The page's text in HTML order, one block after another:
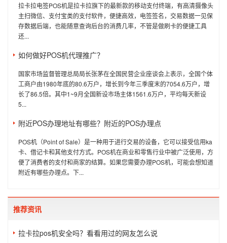
拉卡拉电签POS机是拉卡拉旗下的最新款的移动支付终端，有高清摄像头
主扫微信、支付宝类的支付软件，便捷高效，电签签名，交易数据一见保
存数据后端，也能随意查询后台的消费几率，不管是做刷卡的便捷工具
还...
如何做好POS机代理推广？
国家市场监督管理总局局长张茅在全国民营企业座谈会上表示，全国个体
工商户由1980年底的80.6万户，增长到今年三季度末的7054.6万户，增
长了86.5倍。其中1~9月全国新设市场主体1561.6万户，平均每天新设
5...
附近POS办理地址有哪些？附近的POS办理点
POS机（Point of Sale）是一种用于进行交易的设备，它可以接受信用ka
卡、借记卡和其他支付方式。POS机在商业和零售行业中被广泛使用，方
便了消费者的支付和商家的结算。如果您需要办理POS机，可能会想知道
附近有哪些办理点。下...
推荐资讯
拉卡拉pos机安全吗？看看用过的网友怎么说